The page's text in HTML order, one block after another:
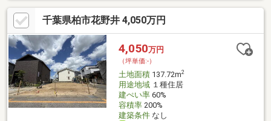
ス停花野井木戸から徒歩3分の立地です。《周辺環境・立地条
件》・旧東急不動産分譲地（柏ビレジ）・第一種低層住居専用地
域の閑静な住宅街に立地。周辺は低層住宅の街並みが広がってお
ります。《道路・方位等》・東側約6.0m公道面柏ビレジ建築協定
柏ビレジ緑地協定
千葉県柏市花野井 4,050万円
4,050万円
（坪単価:-）
土地面積137.72m2
用途地域１種住居
建ぺい率60%
容積率200%
建築条件なし